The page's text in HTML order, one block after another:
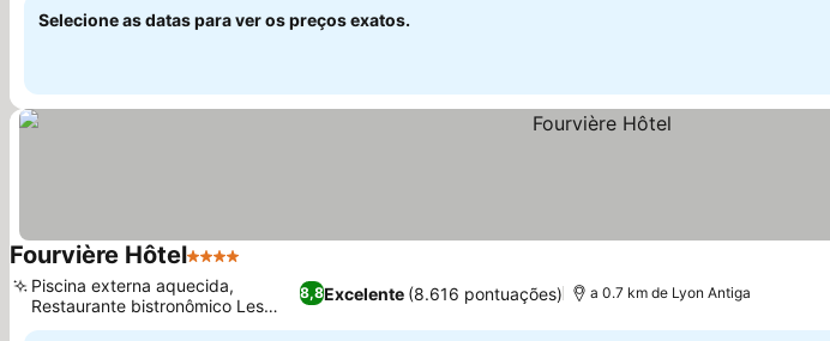
Selecione as datas para ver os preços exatos.
Fourvière Hôtel4 Estrelas
8,8Excelente (8.616 pontuações)
Piscina externa aquecida,
Restaurante bistronômico Les
Téléphones
a 0.7 km de Lyon Antiga